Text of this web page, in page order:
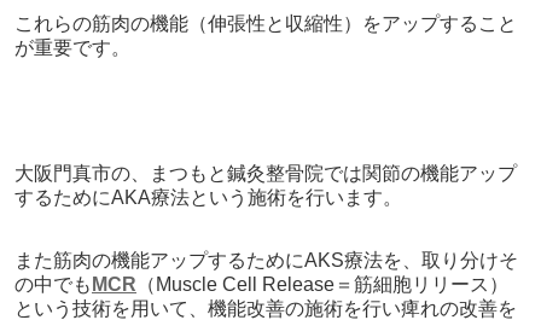
これらの筋肉の機能（伸張性と収縮性）をアップすること
が重要です。
大阪門真市の、まつもと鍼灸整骨院では関節の機能アップ
するためにAKA療法という施術を行います。
また筋肉の機能アップするためにAKS療法を、取り分けそ
の中でも MCR （Muscle Cell Release＝筋細胞リリース）
という技術を用いて、機能改善の施術を行い痺れの改善を